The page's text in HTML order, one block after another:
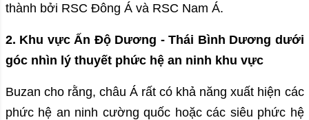
thành bởi RSC Đông Á và RSC Nam Á.
2. Khu vực Ấn Độ Dương - Thái Bình Dương dưới
góc nhìn lý thuyết phức hệ an ninh khu vực
Buzan cho rằng, châu Á rất có khả năng xuất hiện các
phức hệ an ninh cường quốc hoặc các siêu phức hệ